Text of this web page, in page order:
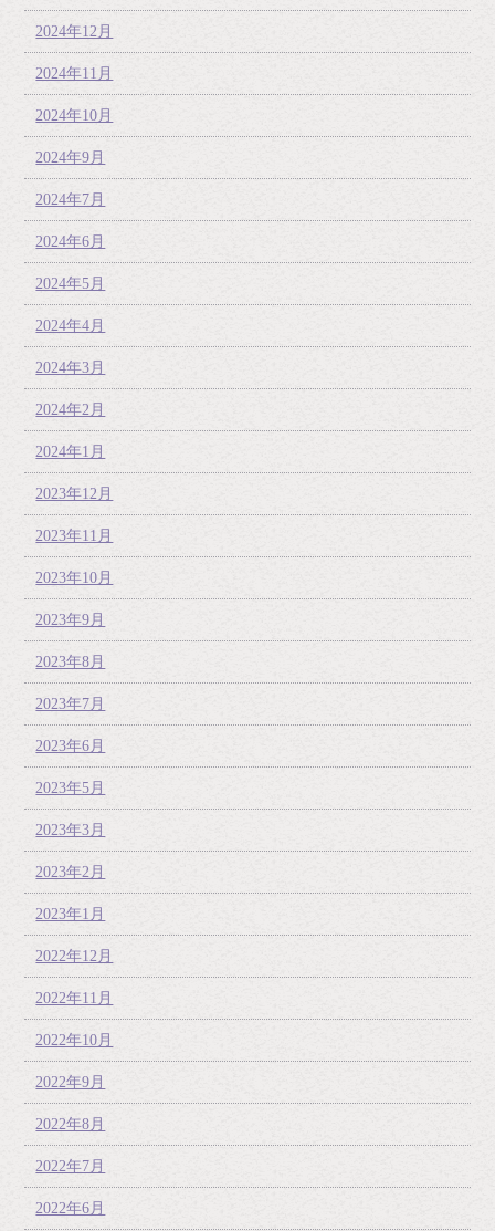
2024年12月
2024年11月
2024年10月
2024年9月
2024年7月
2024年6月
2024年5月
2024年4月
2024年3月
2024年2月
2024年1月
2023年12月
2023年11月
2023年10月
2023年9月
2023年8月
2023年7月
2023年6月
2023年5月
2023年3月
2023年2月
2023年1月
2022年12月
2022年11月
2022年10月
2022年9月
2022年8月
2022年7月
2022年6月